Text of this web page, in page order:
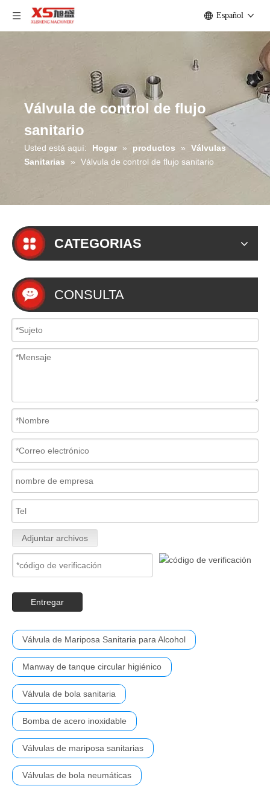
Español
Válvula de control de flujo
sanitario
Usted está aquí: Hogar » productos »
Válvulas
Sanitarias
» Válvula de control de flujo sanitario
CATEGORIAS
CONSULTA
Adjuntar archivos
Entregar
Válvula de Mariposa Sanitaria para Alcohol
Manway de tanque circular higiénico
Válvula de bola sanitaria
Bomba de acero inoxidable
Válvulas de mariposa sanitarias
Válvulas de bola neumáticas